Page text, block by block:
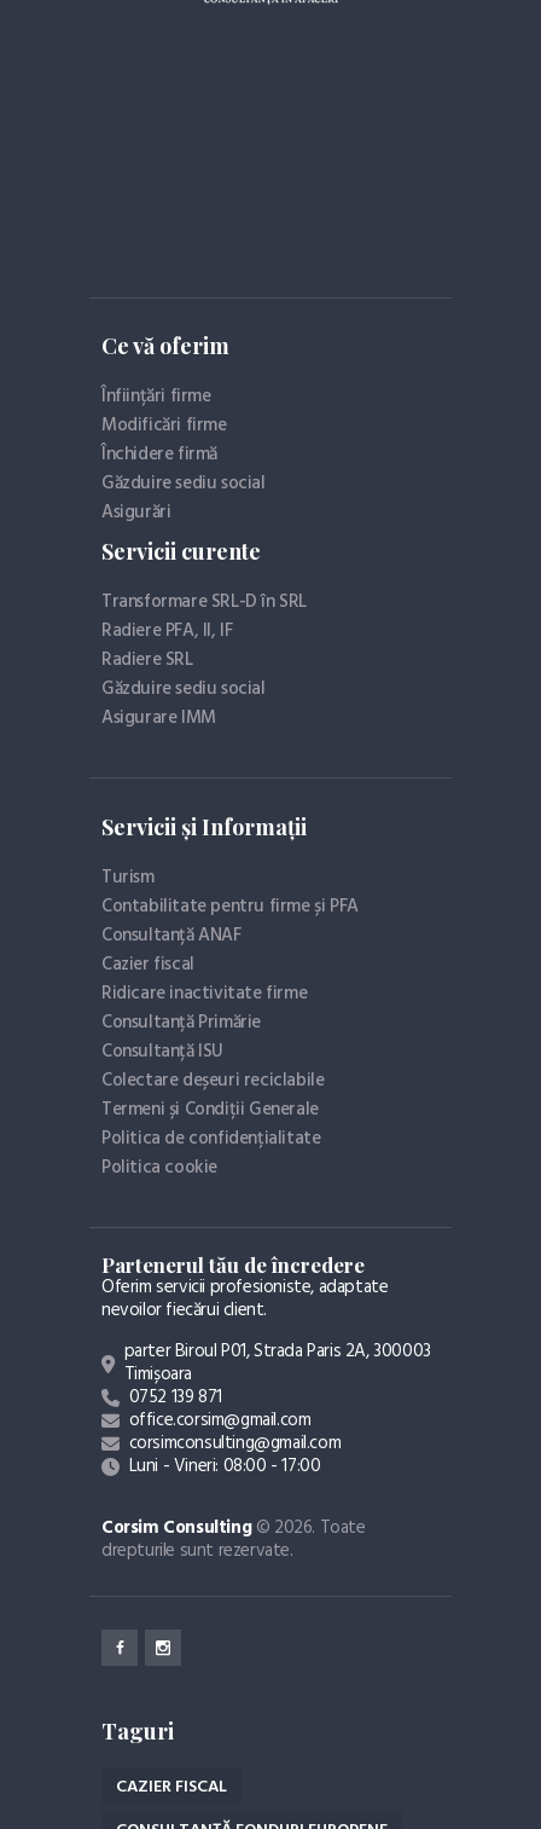
Ce vă oferim
Înființări firme
Modificări firme
Închidere firmă
Găzduire sediu social
Asigurări
Servicii curente
Transformare SRL-D în SRL
Radiere PFA, II, IF
Radiere SRL
Găzduire sediu social
Asigurare IMM
Servicii și Informații
Turism
Contabilitate pentru firme și PFA
Consultanță ANAF
Cazier fiscal
Ridicare inactivitate firme
Consultanță Primărie
Consultanță ISU
Colectare deșeuri reciclabile
Termeni și Condiții Generale
Politica de confidențialitate
Politica cookie
Partenerul tău de încredere
Oferim servicii profesioniste, adaptate
nevoilor fiecărui client.
parter Biroul P01, Strada Paris 2A, 300003
Timișoara
0752 139 871
office.corsim@gmail.com
corsimconsulting@gmail.com
Luni - Vineri: 08:00 - 17:00
Corsim Consulting© 2026. Toate
drepturile sunt rezervate.
Taguri
CAZIER FISCAL